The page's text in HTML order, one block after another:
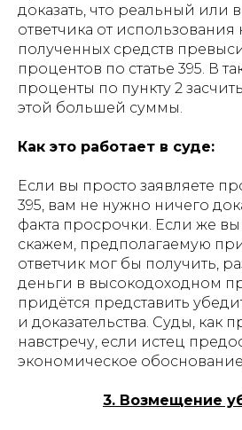
доказать, что реальный или
ответчика от использования
полученных средств
процентов по статье 395. В
проценты по пункту 2
этой большей суммы.
Как это работает в суде:
Если вы просто заявляете
395, вам не нужно ничего
факта просрочки. Если же вы
скажем, предполагаемую
ответчик мог бы получить,
деньги в высокодоходном
придётся представить
и доказательства. Суды, как
навстречу, если истец
экономическое обоснование
3. Возмещение